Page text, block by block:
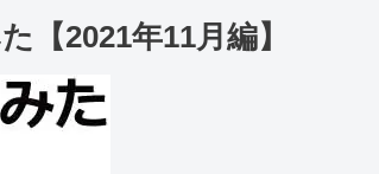
【2021年11月編】